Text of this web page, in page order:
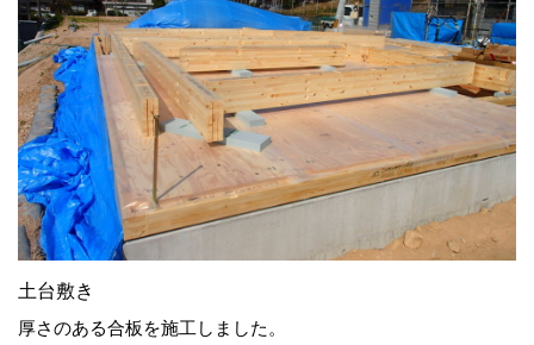
土台敷き
厚さのある合板を施工しました。